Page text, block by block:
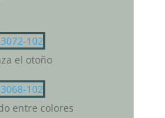
el otoño
entre colores